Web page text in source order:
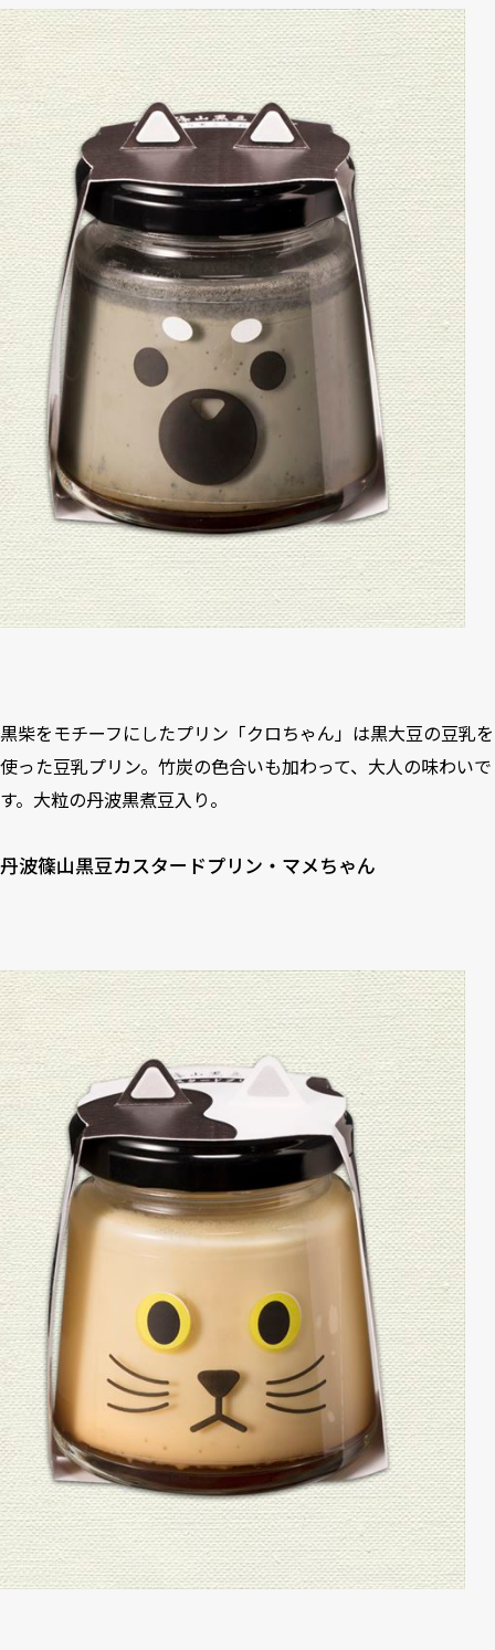
黒柴をモチーフにしたプリン「クロちゃん」は黒大豆の豆乳を
使った豆乳プリン。竹炭の色合いも加わって、大人の味わいで
す。大粒の丹波黒煮豆入り。
丹波篠山黒豆カスタードプリン・マメちゃん